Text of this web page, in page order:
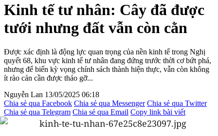
Kinh tế tư nhân: Cây đã được
tưới nhưng đất vẫn còn cằn
Được xác định là động lực quan trọng của nền kinh tế trong Nghị
quyết 68, khu vực kinh tế tư nhân đang đứng trước thời cơ bứt phá,
nhưng để biến kỳ vọng chính sách thành hiện thực, vẫn còn không
ít rào cản cần được tháo gỡ...
Nguyễn Lan 13/05/2025 06:18
Chia sẻ qua Facebook Chia sẻ qua Messenger Chia sẻ qua Twitter
Chia sẻ qua Telegram Chia sẻ qua Email Copy link bài viết